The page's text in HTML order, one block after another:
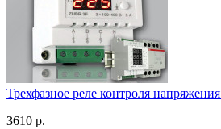
Трехфазное реле контроля
3610 р.